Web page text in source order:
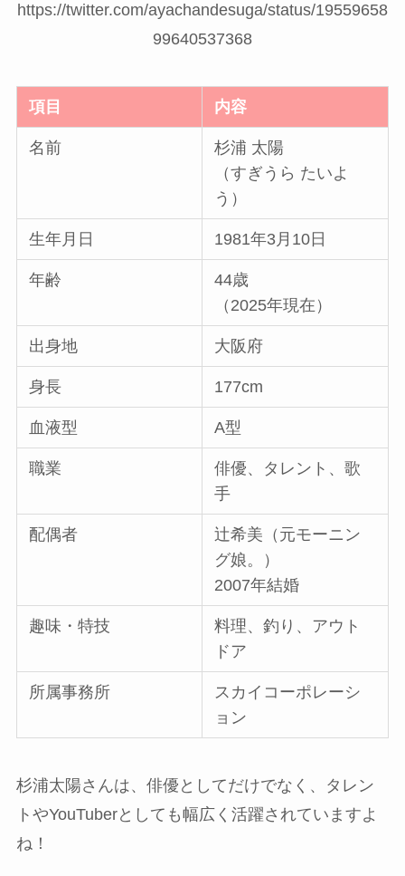
https://twitter.com/ayachandesuga/status/19559658
99640537368
項目 内容
名前
杉浦 太陽
（すぎうら たいよ
う）
生年月日 1981年3月10日
年齢
44歳
（2025年現在）
出身地 大阪府
身長 177cm
血液型 A型
職業
俳優、タレント、歌
手
配偶者
辻希美（元モーニン
グ娘。）
2007年結婚
趣味・特技
料理、釣り、アウト
ドア
所属事務所
スカイコーポレーシ
ョン
杉浦太陽さんは、俳優としてだけでなく、タレン
トやYouTuberとしても幅広く活躍されていますよ
ね！